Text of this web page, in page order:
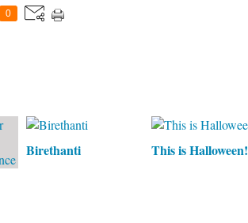
0
Birethanti This is Halloween!